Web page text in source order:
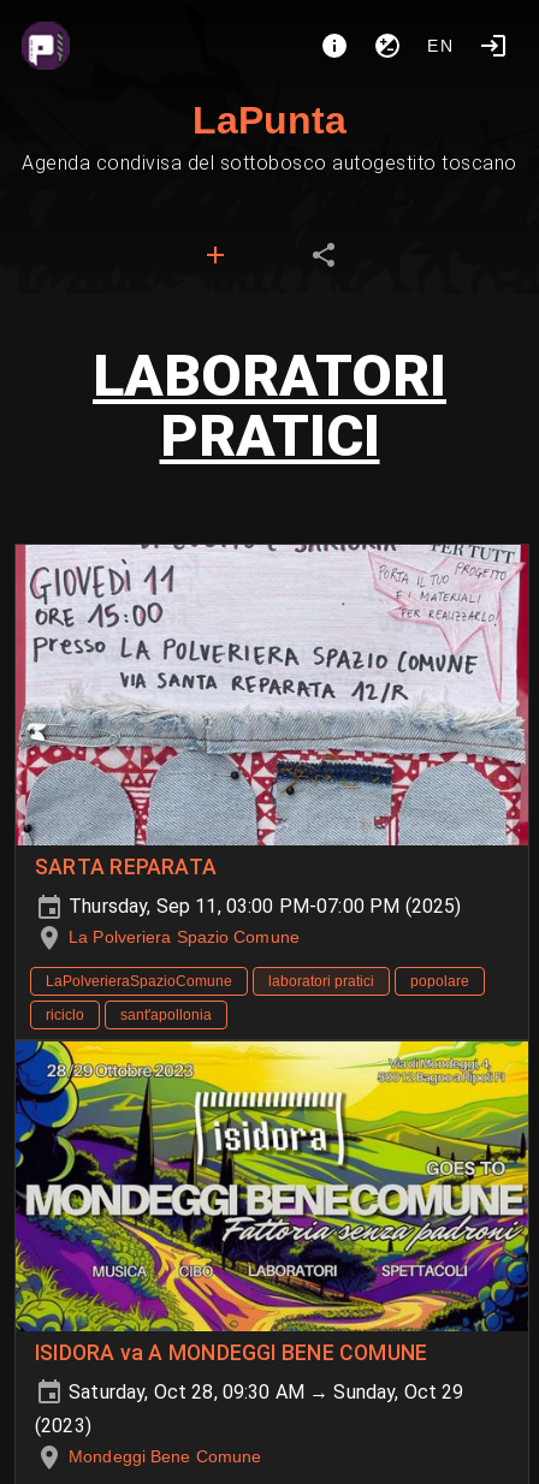
EN
LaPunta
Agenda condivisa del sottobosco autogestito toscano
LABORATORI
PRATICI
SARTA REPARATA
Thursday, Sep 11, 03:00 PM-07:00 PM (2025)
La Polveriera Spazio Comune
LaPolverieraSpazioComune laboratori pratici
popolare
riciclo
sant'apollonia
ISIDORA va A MONDEGGI BENE COMUNE
Saturday, Oct 28, 09:30 AM → Sunday, Oct 29
(2023)
Mondeggi Bene Comune